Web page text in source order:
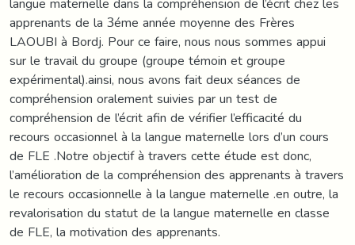
apprenants de la 3éme année moyenne des Frères
LAOUBI à Bordj. Pour ce faire, nous nous sommes appui
sur le travail du groupe (groupe témoin et groupe
expérimental).ainsi, nous avons fait deux séances de
compréhension oralement suivies par un test de
compréhension de l’écrit afin de vérifier l’efficacité du
recours occasionnel à la langue maternelle lors d’un cours
de FLE .Notre objectif à travers cette étude est donc,
l’amélioration de la compréhension des apprenants à travers
le recours occasionnelle à la langue maternelle .en outre, la
revalorisation du statut de la langue maternelle en classe
de FLE, la motivation des apprenants.